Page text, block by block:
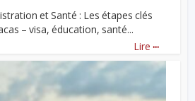
et Santé : Les étapes clés
– visa, éducation, santé...
Lire ...